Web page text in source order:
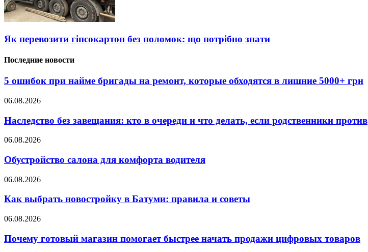
Як перевозити гіпсокартон без поломок: що потрібно знати
Последние новости
5 ошибок при найме бригады на ремонт, которые обходятся в лишние 5000+ грн
06.08.2026
Наследство без завещания: кто в очереди и что делать, если родственники против
06.08.2026
Обустройство салона для комфорта водителя
06.08.2026
Как выбрать новостройку в Батуми: правила и советы
06.08.2026
Почему готовый магазин помогает быстрее начать продажи цифровых товаров